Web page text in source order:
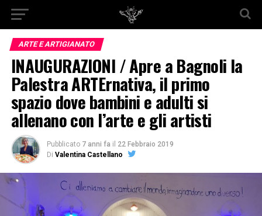
ARTE E ARTIGIANATO
INAUGURAZIONI / Apre a Bagnoli la
Palestra ARTErnativa, il primo
spazio dove bambini e adulti si
allenano con l’arte e gli artisti
Pubblicato 7 anni fa il 22 Febbraio 2019
Di Valentina Castellano